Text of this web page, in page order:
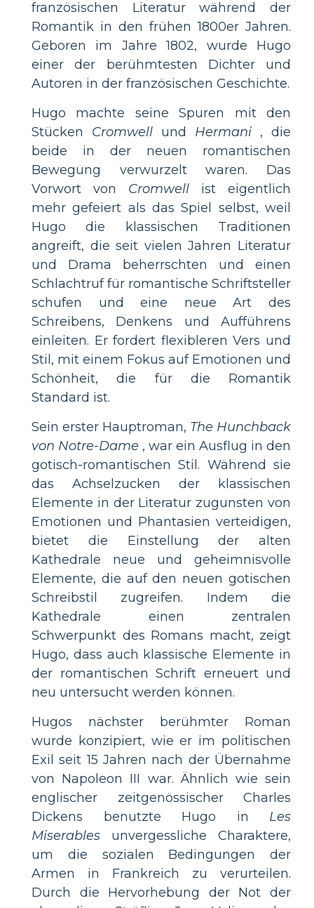
französischen Literatur während der
Romantik in den frühen 1800er Jahren.
Geboren im Jahre 1802, wurde Hugo
einer der berühmtesten Dichter und
Autoren in der französischen Geschichte.
Hugo machte seine Spuren mit den
Stücken Cromwell und Hermani , die
beide in der neuen romantischen
Bewegung verwurzelt waren. Das
Vorwort von Cromwell ist eigentlich
mehr gefeiert als das Spiel selbst, weil
Hugo die klassischen Traditionen
angreift, die seit vielen Jahren Literatur
und Drama beherrschten und einen
Schlachtruf für romantische Schriftsteller
schufen und eine neue Art des
Schreibens, Denkens und Aufführens
einleiten. Er fordert flexibleren Vers und
Stil, mit einem Fokus auf Emotionen und
Schönheit, die für die Romantik
Standard ist.
Sein erster Hauptroman, The Hunchback
von Notre-Dame , war ein Ausflug in den
gotisch-romantischen Stil. Während sie
das Achselzucken der klassischen
Elemente in der Literatur zugunsten von
Emotionen und Phantasien verteidigen,
bietet die Einstellung der alten
Kathedrale neue und geheimnisvolle
Elemente, die auf den neuen gotischen
Schreibstil zugreifen. Indem die
Kathedrale einen zentralen
Schwerpunkt des Romans macht, zeigt
Hugo, dass auch klassische Elemente in
der romantischen Schrift erneuert und
neu untersucht werden können.
Hugos nächster berühmter Roman
wurde konzipiert, wie er im politischen
Exil seit 15 Jahren nach der Übernahme
von Napoleon III war. Ähnlich wie sein
englischer zeitgenössischer Charles
Dickens benutzte Hugo in Les
Miserables unvergessliche Charaktere,
um die sozialen Bedingungen der
Armen in Frankreich zu verurteilen.
Durch die Hervorhebung der Not der